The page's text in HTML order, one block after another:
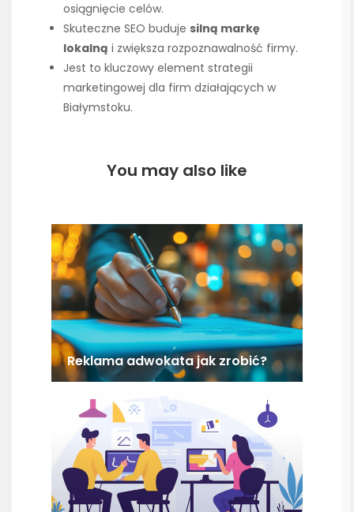
osiągnięcie celów.
Skuteczne SEO buduje silną markę
lokalną i zwiększa rozpoznawalność firmy.
Jest to kluczowy element strategii
marketingowej dla firm działających w
Białymstoku.
You may also like
Reklama adwokata jak zrobić?